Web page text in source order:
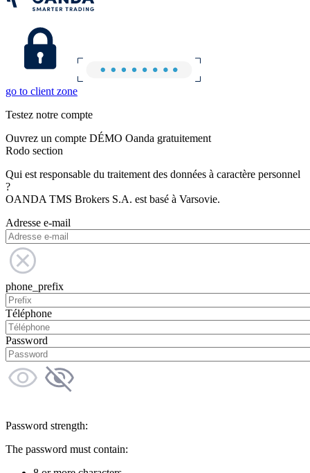
go to client zone
Testez notre compte
Ouvrez un compte DÉMO Oanda gratuitement
Rodo section
Qui est responsable du traitement des données à caractère personnel
?
OANDA TMS Brokers S.A. est basé à Varsovie.
Adresse e-mail
phone_prefix
Téléphone
Password
Password strength:
The password must contain: